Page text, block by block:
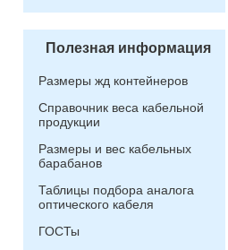
Полезная информация
Размеры жд контейнеров
Справочник веса кабельной
продукции
Размеры и вес кабельных
барабанов
Таблицы подбора аналога
оптического кабеля
ГОСТы